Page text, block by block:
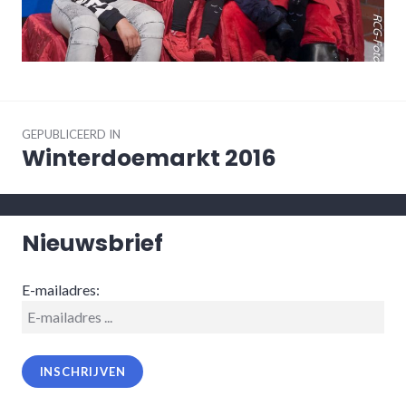
navigatie
GEPUBLICEERD IN
Winterdoemarkt 2016
Nieuwsbrief
E-mailadres: